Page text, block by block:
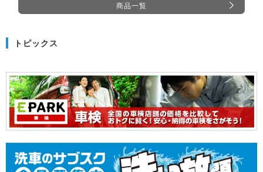
商品一覧
トピックス